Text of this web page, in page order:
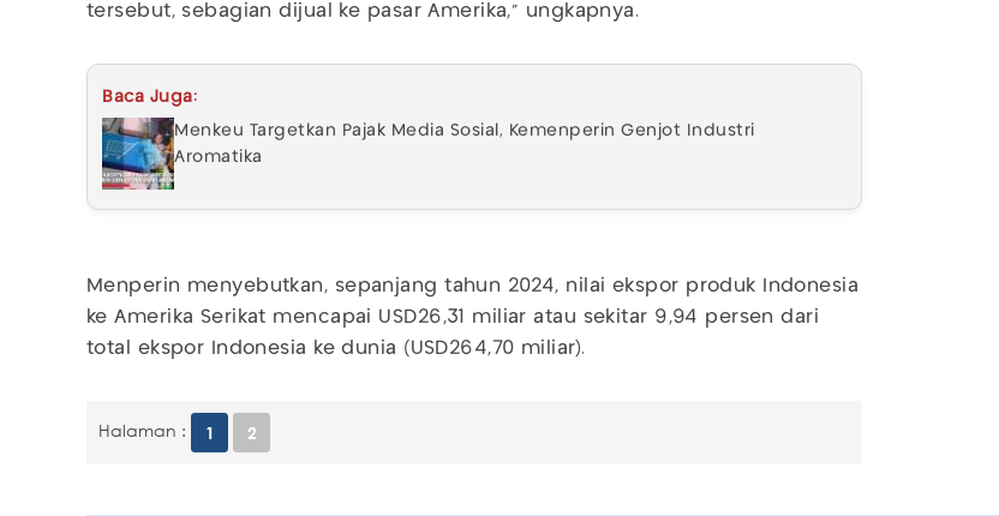
tersebut, sebagian dijual ke pasar Amerika,” ungkapnya.
Baca Juga:
Menkeu Targetkan Pajak Media Sosial, Kemenperin Genjot Industri
Aromatika
Menperin menyebutkan, sepanjang tahun 2024, nilai ekspor produk Indonesia
ke Amerika Serikat mencapai USD26,31 miliar atau sekitar 9,94 persen dari
total ekspor Indonesia ke dunia (USD264,70 miliar).
Halaman : 1 2